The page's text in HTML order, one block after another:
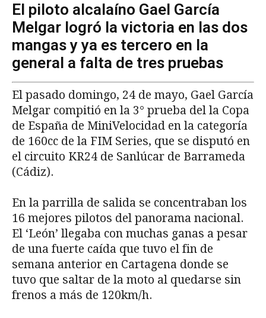
El piloto alcalaíno Gael García
Melgar logró la victoria en las dos
mangas y ya es tercero en la
general a falta de tres pruebas
El pasado domingo, 24 de mayo, Gael García
Melgar compitió en la 3° prueba del la Copa
de España de MiniVelocidad en la categoría
de 160cc de la FIM Series, que se disputó en
el circuito KR24 de Sanlúcar de Barrameda
(Cádiz).
En la parrilla de salida se concentraban los
16 mejores pilotos del panorama nacional.
El ‘León’ llegaba con muchas ganas a pesar
de una fuerte caída que tuvo el fin de
semana anterior en Cartagena donde se
tuvo que saltar de la moto al quedarse sin
frenos a más de 120km/h.